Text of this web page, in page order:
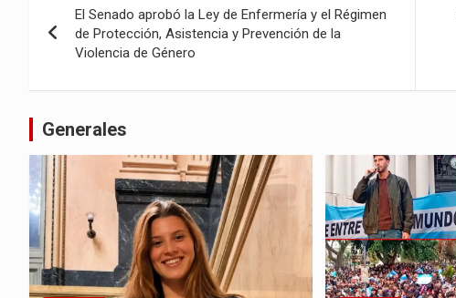
de
El Senado aprobó la Ley de Enfermería y el Régimen
de Protección, Asistencia y Prevención de la
Violencia de Género
Generales